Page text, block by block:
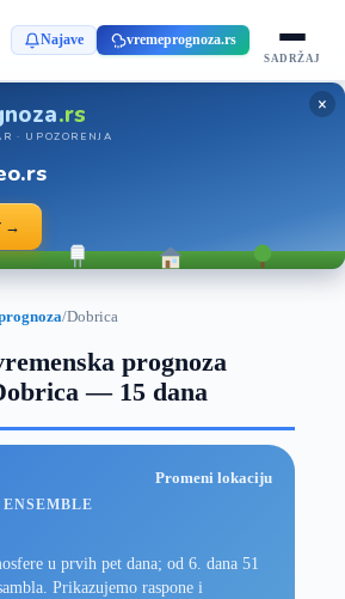
Najave vremeprognoza.rs
SADRŽAJ
.rs
· UPOZORENJA
→
×
/Dobrica
prognoza
— 15 dana
Promeni lokaciju
ENSEMBLE
u prvih pet dana; od 6. dana 51
Prikazujemo raspone i